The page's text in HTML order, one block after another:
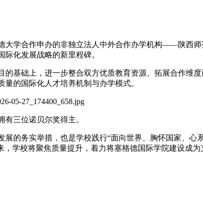
学合作申办的非独立法人中外合作办学机构——陕西师
化发展战略的新里程碑。
础上，进一步整合双方优质教育资源、拓展合作维
的国际化人才培养机制与办学模式。
三位诺贝尔奖得主。
务实举措，也是学校践行“面向世界、胸怀国家、心
学校将聚焦质量提升，着力将塞格德国际学院建设成